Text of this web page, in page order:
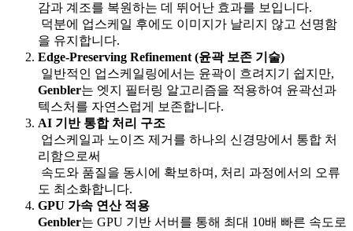
감과 계조를 복원하는 데 뛰어난 효과를 보입니다.
덕분에 업스케일 후에도 이미지가 날리지 않고 선명함
을 유지합니다.
Edge-Preserving Refinement (윤곽 보존 기술)
일반적인 업스케일링에서는 윤곽이 흐려지기 쉽지만,
Genbler는 엣지 필터링 알고리즘을 적용하여 윤곽선과
텍스처를 자연스럽게 보존합니다.
AI 기반 통합 처리 구조
업스케일과 노이즈 제거를 하나의 신경망에서 통합 처
리함으로써
속도와 품질을 동시에 확보하며, 처리 과정에서의 오류
도 최소화합니다.
GPU 가속 연산 적용
Genbler는 GPU 기반 서버를 통해 최대 10배 빠른 속도로